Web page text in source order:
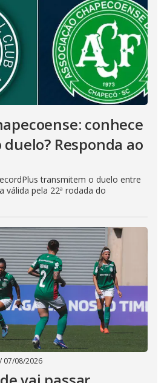
conhece
Responda ao
transmitem o duelo entre
válida pela 22ª rodada do
/ 07/08/2026